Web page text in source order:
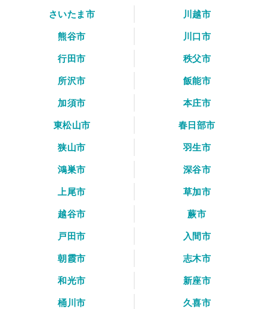
さいたま市
川越市
熊谷市
川口市
行田市
秩父市
所沢市
飯能市
加須市
本庄市
東松山市
春日部市
狭山市
羽生市
鴻巣市
深谷市
上尾市
草加市
越谷市
蕨市
戸田市
入間市
朝霞市
志木市
和光市
新座市
桶川市
久喜市